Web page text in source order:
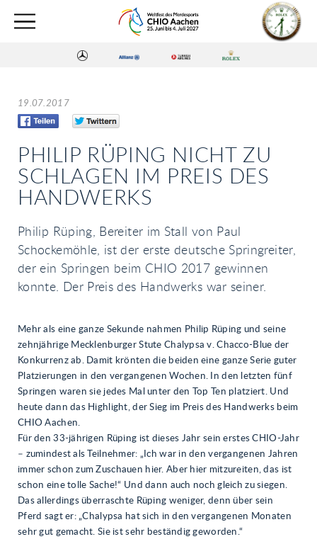
19.07.2017
PHILIP RÜPING NICHT ZU
SCHLAGEN IM PREIS DES
HANDWERKS
Philip Rüping, Bereiter im Stall von Paul
Schockemöhle, ist der erste deutsche Springreiter,
der ein Springen beim CHIO 2017 gewinnen
konnte. Der Preis des Handwerks war seiner.
Mehr als eine ganze Sekunde nahmen Philip Rüping und seine
zehnjährige Mecklenburger Stute Chalypsa v. Chacco-Blue der
Konkurrenz ab. Damit krönten die beiden eine ganze Serie guter
Platzierungen in den vergangenen Wochen. In den letzten fünf
Springen waren sie jedes Mal unter den Top Ten platziert. Und
heute dann das Highlight, der Sieg im Preis des Handwerks beim
CHIO Aachen.
Für den 33-jährigen Rüping ist dieses Jahr sein erstes CHIO-Jahr
– zumindest als Teilnehmer: „Ich war in den vergangenen Jahren
immer schon zum Zuschauen hier. Aber hier mitzureiten, das ist
schon eine tolle Sache!“ Und dann auch noch gleich zu siegen.
Das allerdings überraschte Rüping weniger, denn über sein
Pferd sagt er: „Chalypsa hat sich in den vergangenen Monaten
sehr gut gemacht. Sie ist sehr beständig geworden.“